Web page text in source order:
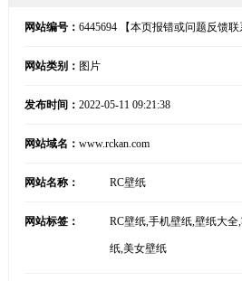
网站编号： 6445694 【本页报错或问题反馈联
网站类别： 图片
发布时间： 2022-05-11 09:21:38
网站域名： www.rckan.com
网站名称： RC壁纸
网站标签： RC壁纸,手机壁纸,壁纸大
纸,美女壁纸